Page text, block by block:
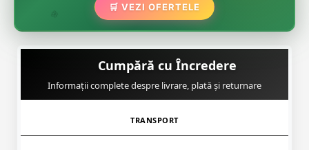
🌸
🌿
🛒 VEZI OFERTELE
Cumpără cu Încredere
Informații complete despre livrare, plată și returnare
TRANSPORT